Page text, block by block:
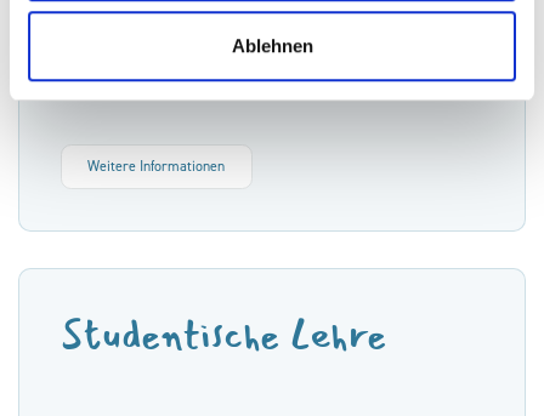
Ablehnen
starken wissenschaftlichen Partnerschaften entwickeln wir
die Kinderorthopädie von morgen – zum direkten Nutzen
Weitere Informationen
Studentische Lehre